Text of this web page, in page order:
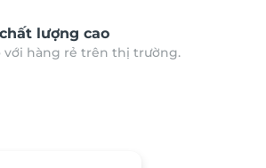
lượng cao
với hàng rẻ trên thị trường.